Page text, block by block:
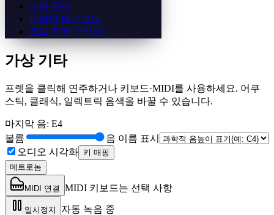
기타 튜너
온라인 메트로놈
코드 진행 생성기
가상 기타
프렛을 클릭해 연주하거나 키보드·MIDI를 사용하세요. 어쿠
스틱, 클래식, 일렉트릭 음색을 바꿀 수 있습니다.
마지막 음: E4
볼륨
음 이름 표시
오디오 시각화 키 매핑
메트로놈
MIDI 연결 MIDI 키보드는 선택 사항
일시정지
자동 녹음 중